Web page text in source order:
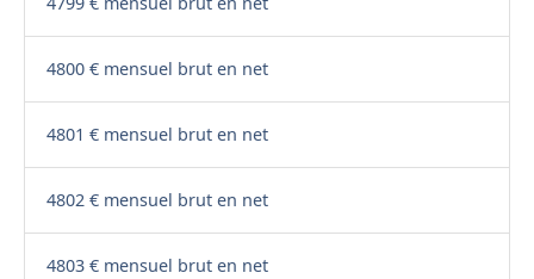
4800 € mensuel brut en net
4801 € mensuel brut en net
4802 € mensuel brut en net
4803 € mensuel brut en net